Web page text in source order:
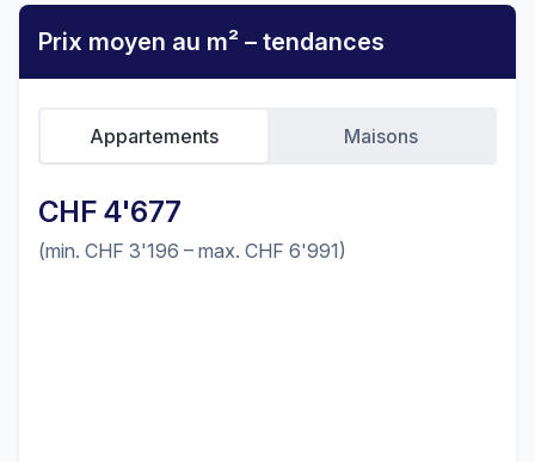
Prix moyen au m² – tendances
CHF 4'677
(min. CHF 3'196 – max. CHF 6'991)
Appartements Maisons